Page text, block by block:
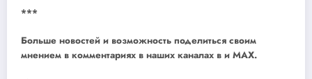
***
Больше новостей и возможность поделиться своим
мнением в комментариях в наших каналах в и MAX.